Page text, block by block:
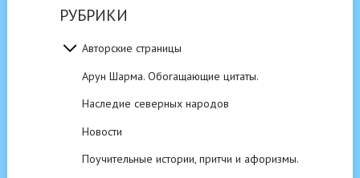
РУБРИКИ
Авторские страницы
Арун Шарма. Обогащающие цитаты.
Наследие северных народов
Новости
Поучительные истории, притчи и афоризмы.